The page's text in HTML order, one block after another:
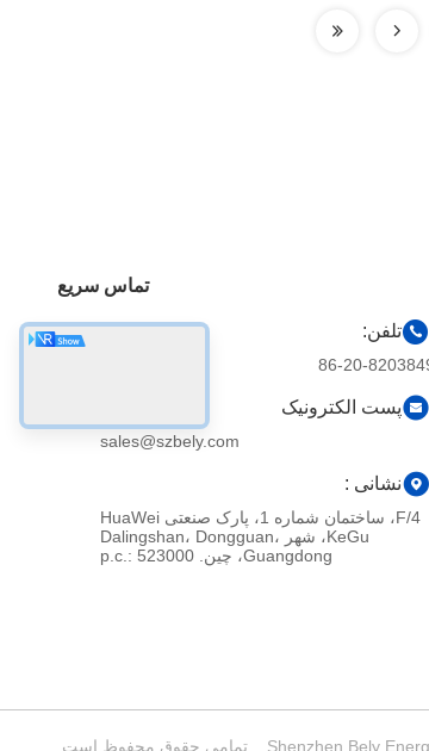
تماس سریع
تلفن:
86-20-
پست الکترونیک
sales@szbely.com
نشانی :
4/F، ساختمان شماره 1، پارک صنعتی HuaWei
KeGu، شهر Dalingshan، Dongguan،
Guangdong، چین. p.c.: 523000